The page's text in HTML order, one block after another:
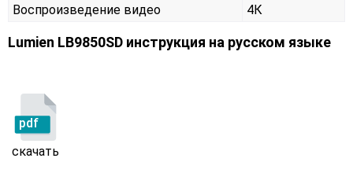
Воспроизведение видео
4К
Lumien LB9850SD инструкция на русском языке
pdf
скачать